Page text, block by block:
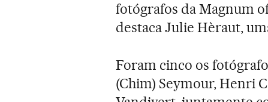
fotógrafos da Magnum
destaca Julie Hèraut,
Foram cinco os
(Chim) Seymour, Henri